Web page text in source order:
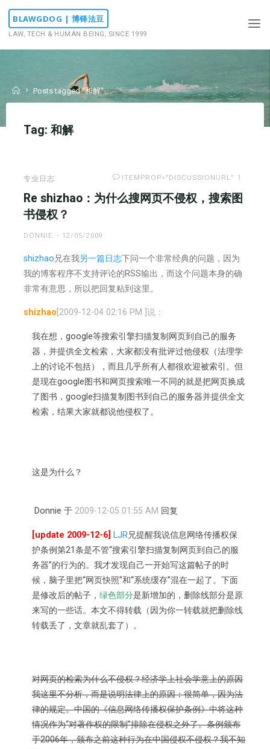
Skip
content
BLAWGDOG | 博铎法豆
LAW, TECH & HUMAN BEING, SINCE 1999
HomePosts tagged "和解"
Tag: 和解
专业日志 ITEMPROP="DISCUSSIONURL" 1
Re shizhao：为什么搜网页不侵权，搜索图
书侵权？
DONNIE 12/05/2009
shizhao 兄在我另一篇日志下问一个非常经典的问题，因为
我的博客程序不支持评论的RSS输出，而这个问题本身的确
非常有意思，所以把回复粘到这里。
shizhao [2009-12-04 02:16 PM ]说：
我在想，google等搜索引擎扫描复制网页到自己的服务
器，并提供全文检索，大家都没有批评过他侵权（法理学
上的讨论不包括），而且几乎所有人都很欢迎被索引。但
是现在google图书和网页搜索唯一不同的就是把网页换成
了图书，google扫描复制图书到自己的服务器并提供全文
检索，结果大家就都说他侵权了。
这是为什么？
Donnie 于 2009-12-05 01:55 AM 回复
[update 2009-12-6] LJR兄提醒我说信息网络传播权保
护条例第21条是不管“搜索引擎扫描复制网页到自己的服
务器”的行为的。我才发现自己一开始写这篇帖子的时
候，脑子里把“网页快照”和“系统缓存”混在一起了。下面
是修改后的帖子，绿色部分是新增加的，删除线部分是原
来写的一些话。本文不得转载（因为你一转载就把删除线
转载丢了，文章就乱套了）。
对网页的检索为什么不侵权？经济学上社会学意上的原因
我这里不分析，而是说明法律上的原因：很简单，因为法
律的规定。中国的《信息网络传播权保护条例》中将这种
情况作为“对著作权的限制”排除在侵权之外了。条例颁布
于2006年，颁布之前这种行为在中国侵权不侵权？我不知